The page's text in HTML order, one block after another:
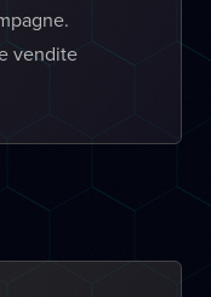
vendite